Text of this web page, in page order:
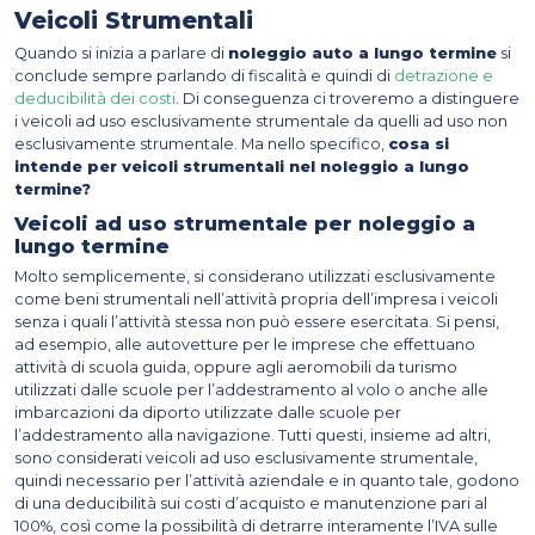
Veicoli Strumentali
Quando si inizia a parlare di noleggio auto a lungo termine si
conclude sempre parlando di fiscalità e quindi di detrazione e
deducibilità dei costi. Di conseguenza ci troveremo a distinguere
i veicoli ad uso esclusivamente strumentale da quelli ad uso non
esclusivamente strumentale. Ma nello specifico, cosa si
intende per veicoli strumentali nel noleggio a lungo
termine?
Veicoli ad uso strumentale per noleggio a
lungo termine
Molto semplicemente, si considerano utilizzati esclusivamente
come beni strumentali nell’attività propria dell’impresa i veicoli
senza i quali l’attività stessa non può essere esercitata. Si pensi,
ad esempio, alle autovetture per le imprese che effettuano
attività di scuola guida, oppure agli aeromobili da turismo
utilizzati dalle scuole per l’addestramento al volo o anche alle
imbarcazioni da diporto utilizzate dalle scuole per
l’addestramento alla navigazione. Tutti questi, insieme ad altri,
sono considerati veicoli ad uso esclusivamente strumentale,
quindi necessario per l’attività aziendale e in quanto tale, godono
di una deducibilità sui costi d’acquisto e manutenzione pari al
100%, così come la possibilità di detrarre interamente l’IVA sulle